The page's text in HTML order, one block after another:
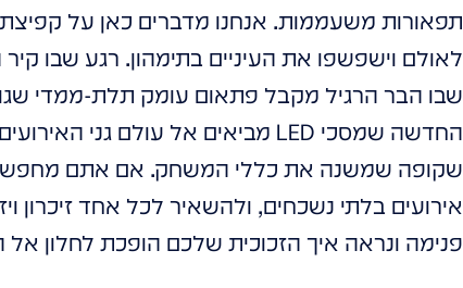
תפאורות משעממות. אנחנו מדברים כאן על
לאולם וישפשפו את העיניים בתימהון. רגע שבו
שבו הבר הרגיל מקבל פתאום עומק תלת-ממדי
שקופה שמשנה את כללי המשחק. אם אתם
אירועים בלתי נשכחים, ולהשאיר לכל אחד זיכרון
פנימה ונראה איך הזכוכית שלכם הופכת לחלון